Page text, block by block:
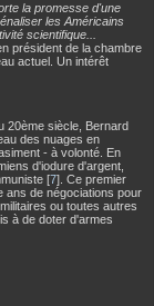
la promesse d'une
les Américains
scientifique...
président de la chambre
actuel. Un intérêt
20ème siècle, Bernard
des nuages en
- à volonté. En
d'iodure d'argent,
[7]. Ce premier
ans de négociations pour
ou toutes autres
à de doter d'armes